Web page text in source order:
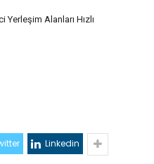
Yerleşim Alanları Hızlı
Linkedin